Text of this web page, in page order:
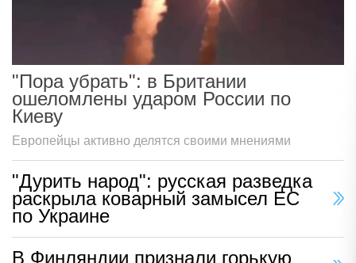
"Пора убрать": в Британии
ошеломлены ударом России по
Киеву
Европейцы активно делятся своими мнениями
"Дурить народ": русская разведка
раскрыла коварный замысел ЕС
по Украине
В Финляндии признали горькую